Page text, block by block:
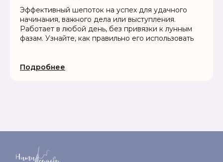
Эффективный шепоток на успех для удачного
начинания, важного дела или выступления.
Работает в любой день, без привязки к лунным
фазам. Узнайте, как правильно его использовать
Подробнее